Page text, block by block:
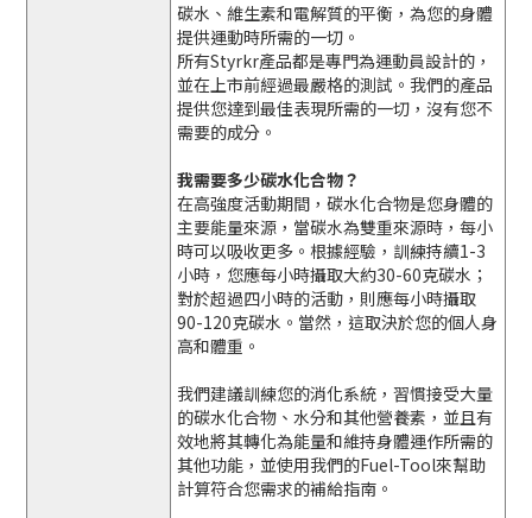
碳水、維生素和電解質的平衡，為您的身體
提供運動時所需的一切。
所有Styrkr產品都是專門為運動員設計的，
並在上市前經過最嚴格的測試。我們的產品
提供您達到最佳表現所需的一切，沒有您不
需要的成分。
我需要多少碳水化合物？
在高強度活動期間，碳水化合物是您身體的
主要能量來源，當碳水為雙重來源時，每小
時可以吸收更多。根據經驗，訓練持續1-3
小時，您應每小時攝取大約30-60克碳水；
對於超過四小時的活動，則應每小時攝取
90-120克碳水。當然，這取決於您的個人身
高和體重。
我們建議訓練您的消化系統，習慣接受大量
的碳水化合物、水分和其他營養素，並且有
效地將其轉化為能量和維持身體運作所需的
其他功能，並使用我們的Fuel-Tool來幫助
計算符合您需求的補給指南。